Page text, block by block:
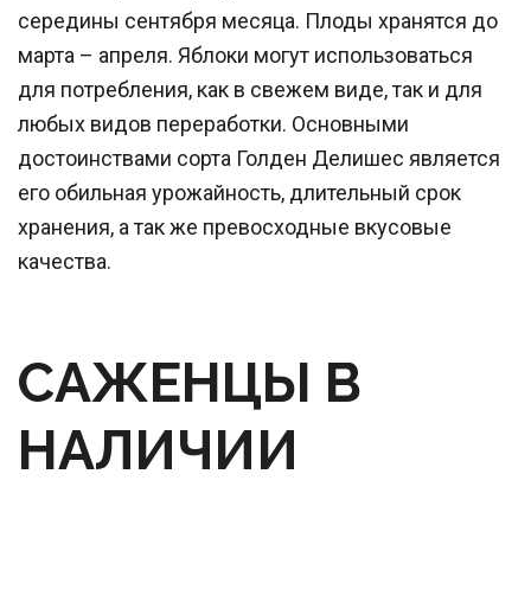
середины сентября месяца. Плоды хранятся до
марта – апреля. Яблоки могут использоваться
для потребления, как в свежем виде, так и для
любых видов переработки. Основными
достоинствами сорта Голден Делишес является
его обильная урожайность, длительный срок
хранения, а так же превосходные вкусовые
качества.
САЖЕНЦЫ В
НАЛИЧИИ